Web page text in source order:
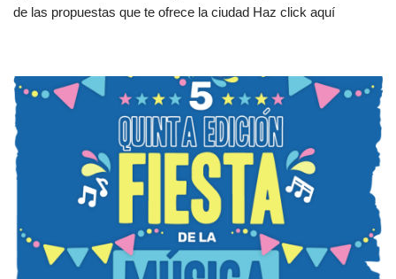
de las propuestas que te ofrece la ciudad Haz click aquí